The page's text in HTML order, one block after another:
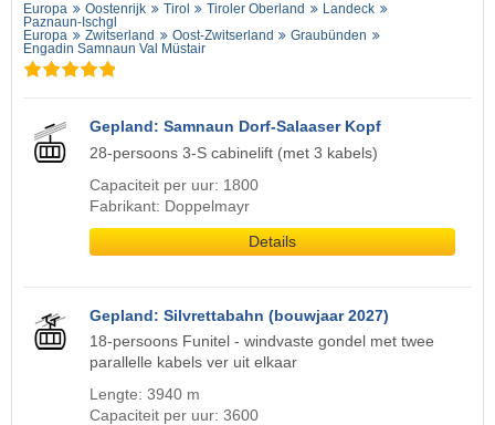
Europa Oostenrijk Tirol Tiroler Oberland
Landeck
Paznaun-Ischgl
Europa
Zwitserland Oost-Zwitserland
Graubünden
Engadin Samnaun Val Müstair
Gepland: Samnaun Dorf-Salaaser Kopf
28-persoons 3-S cabinelift (met 3 kabels)
Capaciteit per uur: 1800
Fabrikant: Doppelmayr
Details
Gepland: Silvrettabahn (bouwjaar 2027)
18-persoons Funitel - windvaste gondel met twee
parallelle kabels ver uit elkaar
Lengte: 3940 m
Capaciteit per uur: 3600